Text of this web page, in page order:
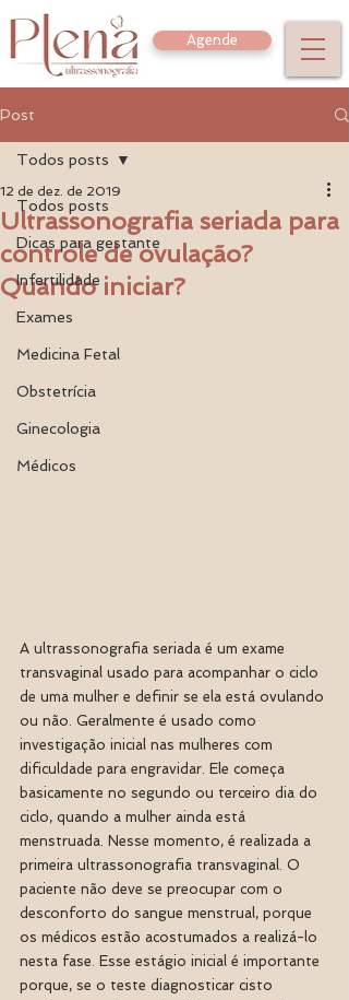
Agende
Post
Todos posts
Dicas para gestante
Infertilidade
Exames
Medicina Fetal
Obstetrícia
Ginecologia
Médicos
Todos posts
Ultrassonografia seriada para
controle de ovulação?
Quando iniciar?
12 de dez. de 2019
A ultrassonografia seriada é um exame
transvaginal usado para acompanhar o ciclo
de uma mulher e definir se ela está ovulando
ou não. Geralmente é usado como
investigação inicial nas mulheres com
dificuldade para engravidar. Ele começa
basicamente no segundo ou terceiro dia do
ciclo, quando a mulher ainda está
menstruada. Nesse momento, é realizada a
primeira ultrassonografia transvaginal. O
paciente não deve se preocupar com o
desconforto do sangue menstrual, porque
os médicos estão acostumados a realizá-lo
nesta fase. Esse estágio inicial é importante
porque, se o teste diagnosticar cisto